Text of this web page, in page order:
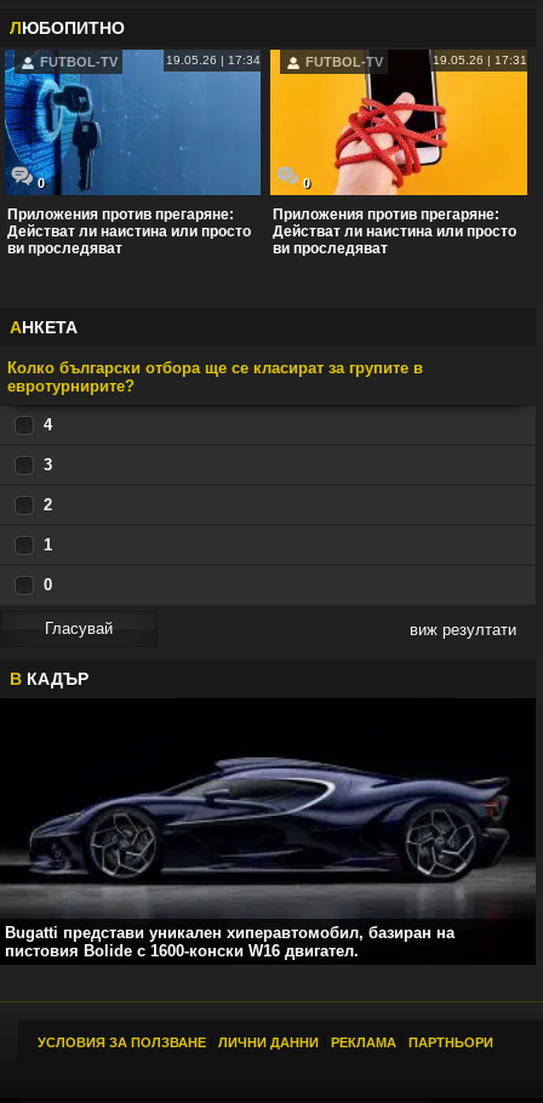
ЛЮБОПИТНО
FUTBOL-TV 19.05.26 | 17:34
0
Приложения против прегаряне:
Действат ли наистина или просто
ви проследяват
FUTBOL-TV 19.05.26 | 17:31
0
Приложения против прегаряне:
Действат ли наистина или просто
ви проследяват
АНКЕТА
Колко български отбора ще се класират за групите в
евротурнирите?
4
3
2
1
0
виж резултати
В КАДЪР
Bugatti представи уникален хиперавтомобил, базиран на
пистовия Bolide с 1600-конски W16 двигател.
УСЛОВИЯ ЗА ПОЛЗВАНЕ ЛИЧНИ ДАННИ РЕКЛАМА ПАРТНЬОРИ